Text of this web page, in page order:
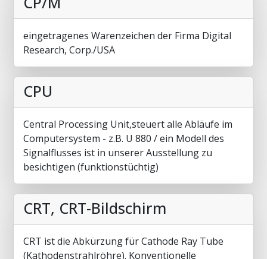
eingetragenes Warenzeichen der Firma Digital
Research, Corp./USA
CPU
Central Processing Unit,steuert alle Abläufe im
Computersystem - z.B. U 880 / ein Modell des
Signalflusses ist in unserer Ausstellung zu
besichtigen (funktionstüchtig)
CRT, CRT-Bildschirm
CRT ist die Abkürzung für Cathode Ray Tube
(Kathodenstrahlröhre). Konventionelle